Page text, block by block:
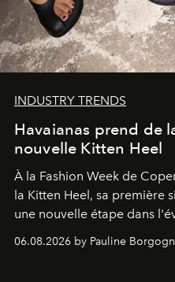
INDUSTRY TRENDS
Havaianas prend de
nouvelle Kitten Heel
À la Fashion Week de
la Kitten Heel, sa première
une nouvelle étape dans
06.08.2026 by Pauline